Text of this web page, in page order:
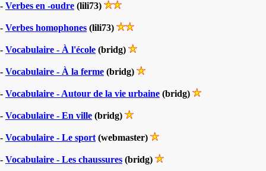
- Verbes en -oudre (lili73)
- Verbes homophones (lili73)
- Vocabulaire - À l'école (bridg)
- Vocabulaire - À la ferme (bridg)
- Vocabulaire - Autour de la vie urbaine (bridg)
- Vocabulaire - En ville (bridg)
- Vocabulaire - Le sport (webmaster)
- Vocabulaire - Les chaussures (bridg)